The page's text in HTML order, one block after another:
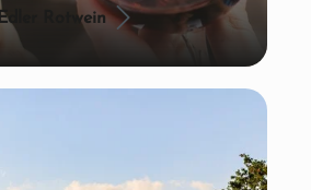
Edler Rotwein